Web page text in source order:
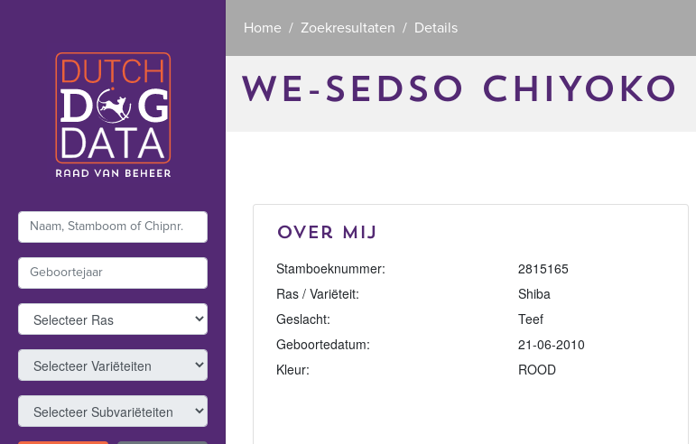
Home Zoekresultaten Details
WE-SEDSO CHIYOKO
Over mij
Stamboeknummer:
2815165
Ras / Variëteit:
Shiba
Geslacht:
Teef
Geboortedatum:
21-06-2010
Kleur:
ROOD